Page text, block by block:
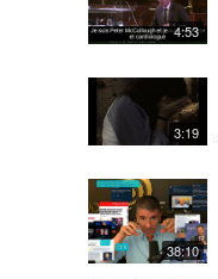
4:53
3:19
38:10